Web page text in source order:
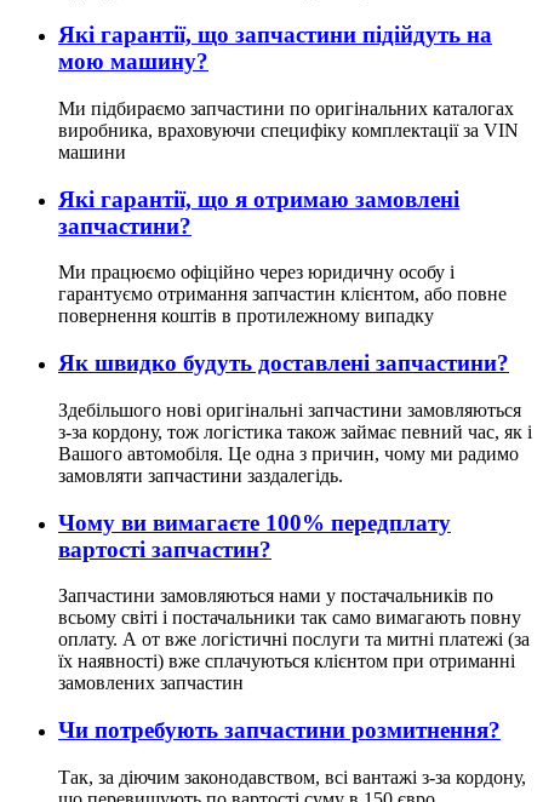
Які гарантії, що запчастини підійдуть на
мою машину?
Ми підбираємо запчастини по оригінальних каталогах
виробника, враховуючи специфіку комплектації за VIN
машини
Які гарантії, що я отримаю замовлені
запчастини?
Ми працюємо офіційно через юридичну особу і
гарантуємо отримання запчастин клієнтом, або повне
повернення коштів в протилежному випадку
Як швидко будуть доставлені запчастини?
Здебільшого нові оригінальні запчастини замовляються
з-за кордону, тож логістика також займає певний час, як і
Вашого автомобіля. Це одна з причин, чому ми радимо
замовляти запчастини заздалегідь.
Чому ви вимагаєте 100% передплату
вартості запчастин?
Запчастини замовляються нами у постачальників по
всьому світі і постачальники так само вимагають повну
оплату. А от вже логістичні послуги та митні платежі (за
їх наявності) вже сплачуються клієнтом при отриманні
замовлених запчастин
Чи потребують запчастини розмитнення?
Так, за діючим законодавством, всі вантажі з-за кордону,